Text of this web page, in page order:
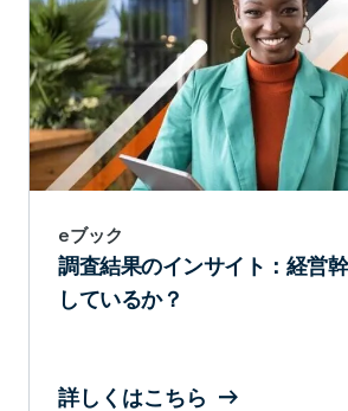
eブック
調査結果のインサイト：経営
しているか？
詳しくはこちら